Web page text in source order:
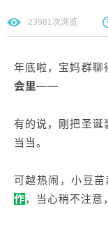
23981次浏览
年底啦，宝妈群聊
会里——
有的说，刚把圣诞
当当。
可越热闹，小豆
作，当心稍不注意